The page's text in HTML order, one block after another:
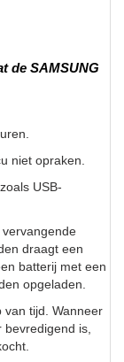
de SAMSUNG
niet opraken.
USB-
vervangende
draagt een
batterij met een
opgeladen.
van tijd. Wanneer
is,